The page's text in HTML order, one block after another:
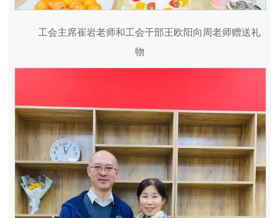
工会主席崔岩老师和工会干部王欧阳向周老师赠送礼
物